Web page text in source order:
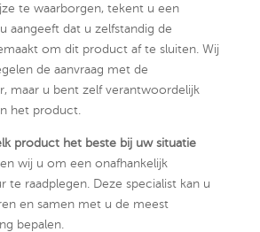
te waarborgen, tekent u een
aangeeft dat u zelfstandig de
om dit product af te sluiten. Wij
de aanvraag met de
maar u bent zelf verantwoordelijk
het product.
product het beste bij uw situatie
wij u om een onafhankelijk
te raadplegen. Deze specialist kan u
en samen met u de meest
bepalen.